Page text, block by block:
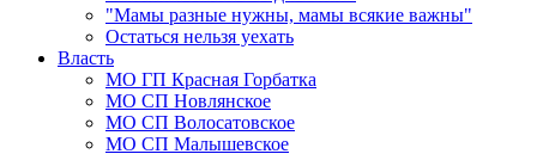
"Мамы разные нужны, мамы всякие важны"
Остаться нельзя уехать
Власть
МО ГП Красная Горбатка
МО СП Новлянское
МО СП Волосатовское
МО СП Малышевское